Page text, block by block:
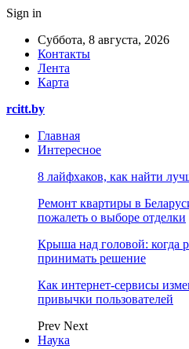
Sign in
Суббота, 8 августа, 2026
Контакты
Лента
Карта
rcitt.by
Главная
Интересное
8 лайфхаков, как найти
Ремонт квартиры в
пожалеть о выборе отделки
Крыша над головой: когда
принимать решение
Как интернет-сервисы
привычки пользователей
Prev Next
Наука